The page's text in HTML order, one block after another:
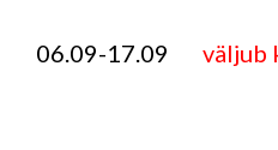
06.09-17.09 väljub